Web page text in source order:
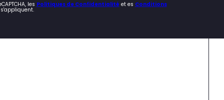
les Politiques de Confidentialité et es Conditions